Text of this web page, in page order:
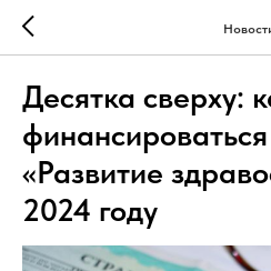
Десятка сверху:
«Развитие
2024 году